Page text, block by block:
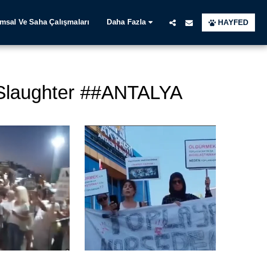
Ve Saha Çalışmaları Daha Fazla HAYFED
##ANTALYA